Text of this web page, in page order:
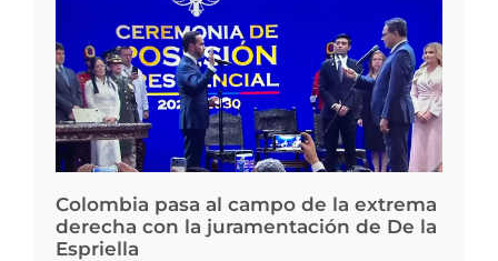
Colombia pasa al campo de la extrema
derecha con la juramentación de De la
Espriella